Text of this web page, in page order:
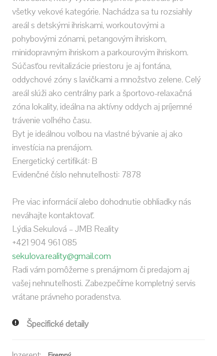
všetky vekové kategórie. Nachádza sa tu rozsiahly
areál s detskými ihriskami, workoutovými a
pohybovými zónami, petangovým ihriskom,
minidopravným ihriskom a parkourovým ihriskom.
Súčasťou revitalizácie priestoru je aj fontána,
oddychové zóny s lavičkami a množstvo zelene. Celý
areál slúži ako centrálny park a športovo-relaxačná
zóna lokality, ideálna na aktívny oddych aj príjemné
trávenie voľného času.
Byt je ideálnou voľbou na vlastné bývanie aj ako
investícia na prenájom.
Energetický certifikát: B
Evidenčné číslo nehnuteľnosti: 7878
Pre viac informácií alebo dohodnutie obhliadky nás
neváhajte kontaktovať.
Lýdia Sekulová – JMB Reality
+421 904 961 085
sekulova.reality@gmail.com
Radi vám pomôžeme s prenájmom či predajom aj
vašej nehnuteľnosti. Zabezpečíme kompletný servis
vrátane právneho poradenstva.
Špecifické detaily